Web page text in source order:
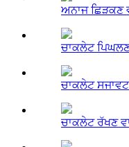
ਅਨਾਜ ਛਿੜਕਣ
ਚਾਕਲੇਟ
ਚਾਕਲੇਟ
ਚਾਕਲੇਟ ਰੱਖਣ